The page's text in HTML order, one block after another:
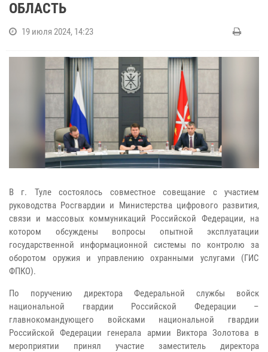
ОБЛАСТЬ
19 июля 2024, 14:23
В г. Туле состоялось совместное совещание с участием
руководства Росгвардии и Министерства цифрового развития,
связи и массовых коммуникаций Российской Федерации, на
котором обсуждены вопросы опытной эксплуатации
государственной информационной системы по контролю за
оборотом оружия и управлению охранными услугами (ГИС
ФПКО).
По поручению директора Федеральной службы войск
национальной гвардии Российской Федерации –
главнокомандующего войсками национальной гвардии
Российской Федерации генерала армии Виктора Золотова в
мероприятии принял участие заместитель директора